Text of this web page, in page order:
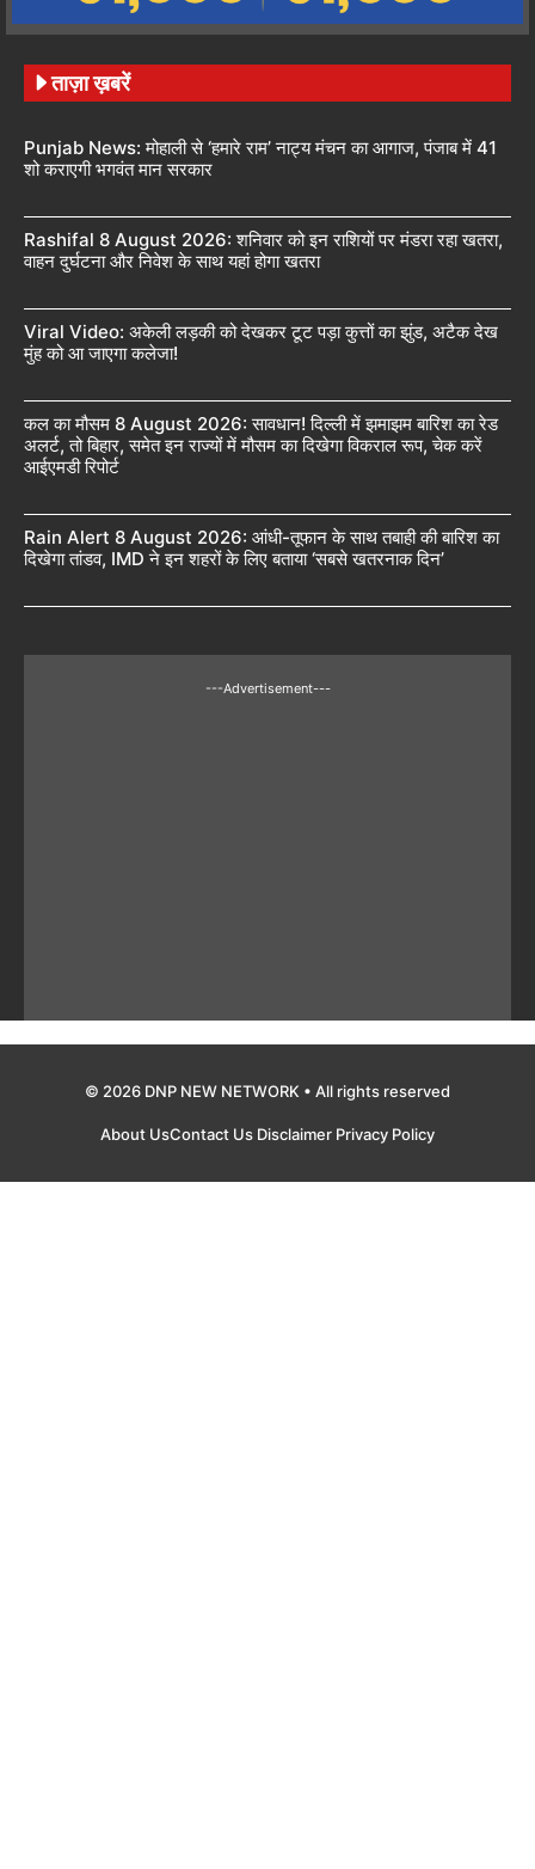
ताज़ा ख़बरें
Punjab News: मोहाली से ‘हमारे राम’ नाट्य मंचन का आगाज, पंजाब में 41
शो कराएगी भगवंत मान सरकार
Rashifal 8 August 2026: शनिवार को इन राशियों पर मंडरा रहा खतरा,
वाहन दुर्घटना और निवेश के साथ यहां होगा खतरा
Viral Video: अकेली लड़की को देखकर टूट पड़ा कुत्तों का झुंड, अटैक देख
मुंह को आ जाएगा कलेजा!
कल का मौसम 8 August 2026: सावधान! दिल्ली में झमाझम बारिश का रेड
अलर्ट, तो बिहार, समेत इन राज्यों में मौसम का दिखेगा विकराल रूप, चेक करें
आईएमडी रिपोर्ट
Rain Alert 8 August 2026: आंधी-तूफान के साथ तबाही की बारिश का
दिखेगा तांडव, IMD ने इन शहरों के लिए बताया ‘सबसे खतरनाक दिन’
---Advertisement---
© 2026 DNP NEW NETWORK • All rights reserved
About UsContact Us Disclaimer Privacy Policy